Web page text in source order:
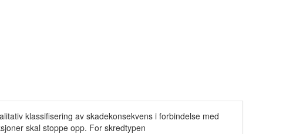
klassifisering av skadekonsekvens i forbindelse med
skal stoppe opp. For skredtypen